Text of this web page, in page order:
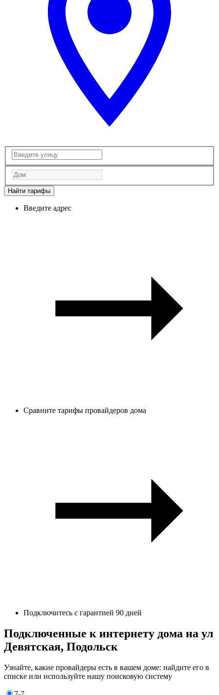
Найти тарифы
Введите адрес
Сравните тарифы провайдеров дома
Подключитесь с гарантией 90 дней
Подключенные к интернету дома на ул
Девятская, Подольск
Узнайте, какие провайдеры есть в вашем доме: найдите его в
списке или используйте нашу поисковую систему